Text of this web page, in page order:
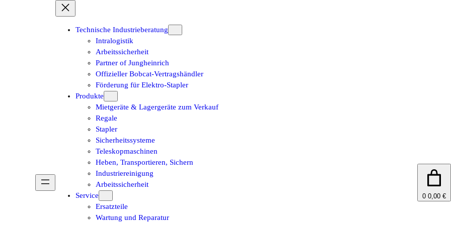
Technische Industrieberatung
Intralogistik
Arbeitssicherheit
Partner of Jungheinrich
Offizieller Bobcat-Vertragshändler
Förderung für Elektro-Stapler
Produkte
Mietgeräte & Lagergeräte zum Verkauf
Regale
Stapler
Sicherheitssysteme
Teleskopmaschinen
Heben, Transportieren, Sichern
Industriereinigung
Arbeitssicherheit
Service
Ersatzteile
Wartung und Reparatur
0 0,00 €